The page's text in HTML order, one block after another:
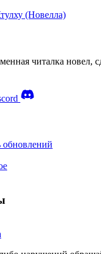
(Новелла)
читалка новел,
обновлений